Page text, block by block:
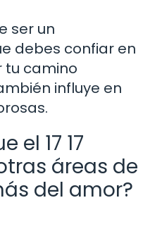
ser un
debes confiar en
tu camino
influye en
el 17 17
áreas de
del amor?